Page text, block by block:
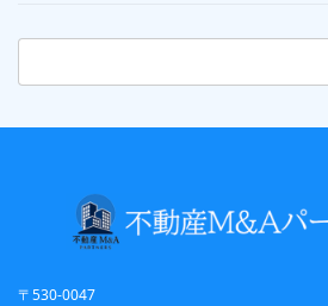
索:
〒530-0047